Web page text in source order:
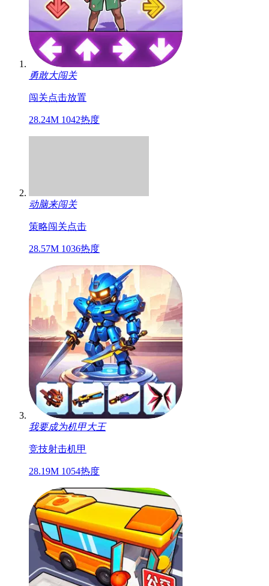
勇敢大闯关
闯关点击放置
28.24M 1042热度
动脑来闯关
策略闯关点击
28.57M 1036热度
我要成为机甲大王
竞技射击机甲
28.19M 1054热度